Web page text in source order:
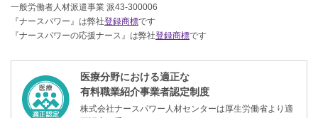
一般労働者人材派遣事業 派43-300006
『ナースパワー』は弊社登録商標です
『ナースパワーの応援ナース』は弊社登録商標です
医療分野における適正な
有料職業紹介事業者認定制度
株式会社ナースパワー人材センターは厚生労働省より適